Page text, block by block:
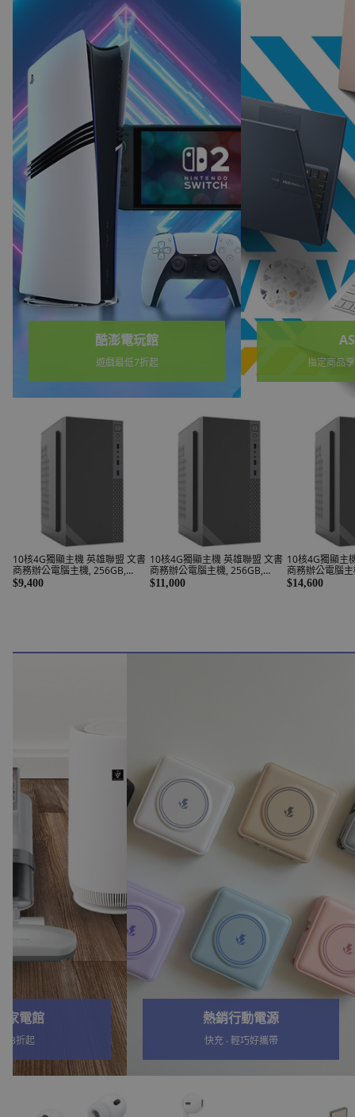
ASUS
指定商品享酷澎幣回饋
3C電
挑戰
10核4G獨顯主機 英雄聯盟 文書
商務辦公電腦主機, 256GB,
16GB, WIN11 Pro, GTX 750,
E5-2680V2
$9,400
10核4G獨顯主機 英雄聯盟 文書
商務辦公電腦主機, 256GB,
32GB, WIN11 Pro, GTX 750,
E5-2680V2
$11,000
10核4G獨顯主
商務辦公電腦
WIN11 Pro,
2680V2
$14,600
動電源
巧好攜帶
酷澎家電館
最低3折起